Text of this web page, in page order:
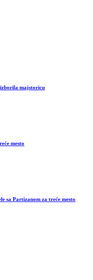
majstoricu
mesto
sa Partizanom za treće mesto